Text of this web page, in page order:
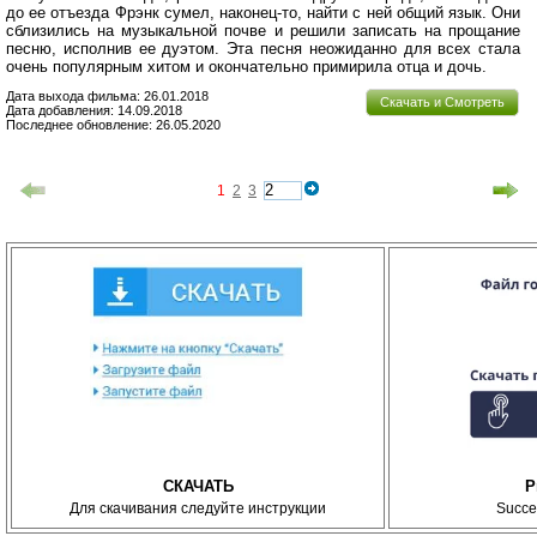
до ее отъезда Фрэнк сумел, наконец-то, найти с ней общий язык. Они
сблизились на музыкальной почве и решили записать на прощание
песню, исполнив ее дуэтом. Эта песня неожиданно для всех стала
очень популярным хитом и окончательно примирила отца и дочь.
Скачать и Смотреть
Дата выхода фильма: 26.01.2018
Дата добавления: 14.09.2018
Последнее обновление: 26.05.2020
1 2 3
СКАЧАТЬ
Для скачивания следуйте инструкции